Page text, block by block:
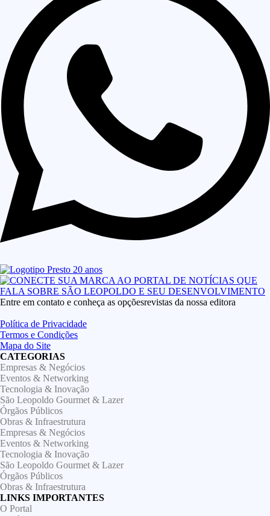
Entre em contato e conheça as opçõesrevistas da nossa editora
Política de Privacidade
Termos e Condições
Mapa do Site
CATEGORIAS
Empresas & Negócios
Eventos & Networking
Tecnologia & Inovação
São Leopoldo Gourmet & Lazer
Órgãos Públicos
Obras & Infraestrutura
Empresas & Negócios
Eventos & Networking
Tecnologia & Inovação
São Leopoldo Gourmet & Lazer
Órgãos Públicos
Obras & Infraestrutura
LINKS IMPORTANTES
O Portal